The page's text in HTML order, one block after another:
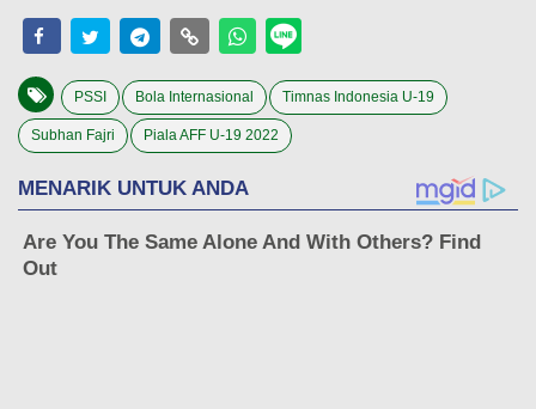
PSSI Bola Internasional Timnas Indonesia U-19
Subhan Fajri Piala AFF U-19 2022